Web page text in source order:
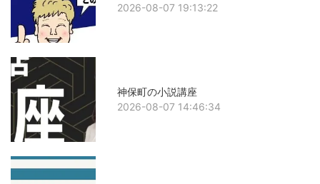
2026-08-07 19:13:22
神保町の小説講座
2026-08-07 14:46:34